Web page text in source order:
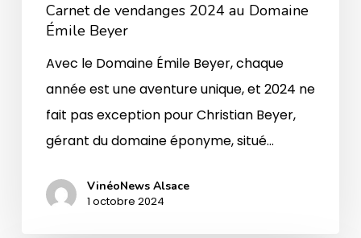
Carnet de vendanges 2024 au Domaine
Émile Beyer
Avec le Domaine Émile Beyer, chaque
année est une aventure unique, et 2024 ne
fait pas exception pour Christian Beyer,
gérant du domaine éponyme, situé…
VinéoNews Alsace
1 octobre 2024